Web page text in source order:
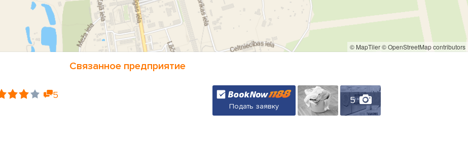
© MapTiler© OpenStreetMap contributors
Связанное предприятие
5
Подать заявку
5